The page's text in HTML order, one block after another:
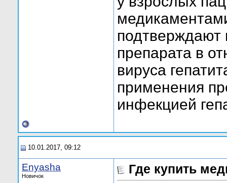
подтверждают
препарата в
вируса
применения
инфекцией
10.01.2017, 09:12
Enyasha
Новичок
Где купить